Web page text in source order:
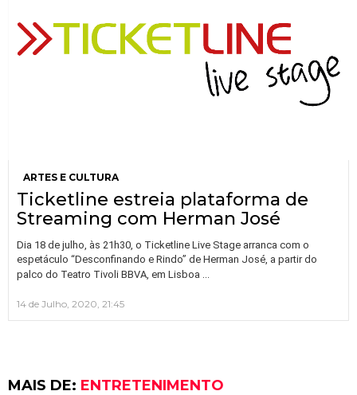
ARTES E CULTURA
Ticketline estreia plataforma de
Streaming com Herman José
Dia 18 de julho, às 21h30, o Ticketline Live Stage arranca com o
espetáculo “Desconfinando e Rindo” de Herman José, a partir do
palco do Teatro Tivoli BBVA, em Lisboa
14 de Julho, 2020, 21:45
MAIS DE: ENTRETENIMENTO